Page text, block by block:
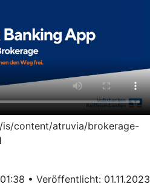
is/content/atruvia/brokerage-
• Veröffentlicht: 01.11.2023